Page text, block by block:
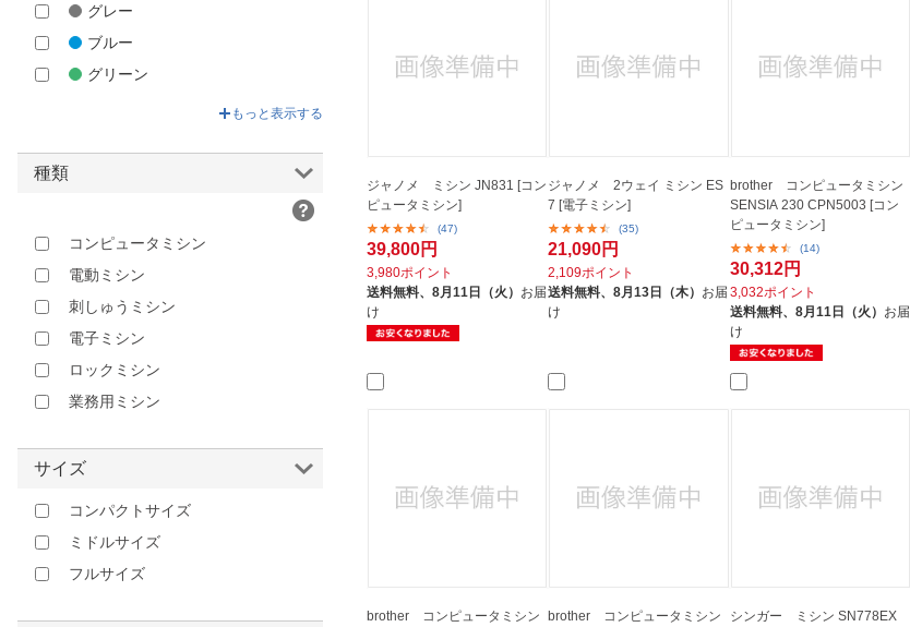
ジャノメ ミシン JN831 [コン
ピュータミシン]
(47)
39,800円
3,980ポイント
送料無料、 8月11日（火） お届
け
ジャノメ 2ウェイ ミシン ES
7 [電子ミシン]
(35)
21,090円
2,109ポイント
送料無料、8月13日（木） お届
け
brother コンピュータミシン
SENSIA 230 CPN5003 [コン
ピュータミシン]
(14)
30,312円
3,032ポイント
送料無料、 8月11日（火） お届
け
brother コンピュータミシン
brother コンピュータミシン
シンガー ミシン SN778EX
グレー
ブルー
グリーン
もっと表示する
種類
コンピュータミシン
電動ミシン
刺しゅうミシン
電子ミシン
ロックミシン
業務用ミシン
サイズ
コンパクトサイズ
ミドルサイズ
フルサイズ